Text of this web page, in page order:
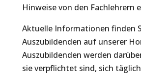
Hinweise von den Fachlehrern
Aktuelle Informationen finden
Auszubildenden auf unserer
Auszubildenden werden
sie verpflichtet sind, sich